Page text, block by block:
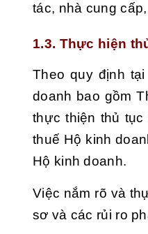
tác, nhà cung
1.3. Thực hiện
Theo quy định
doanh bao gồm
thực thiện thủ
thuế Hộ kinh
Hộ kinh doanh.
Việc nắm rõ và
sơ và các rủi ro